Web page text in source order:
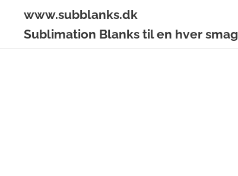
www.subblanks.dk
Sublimation Blanks til en hver smag